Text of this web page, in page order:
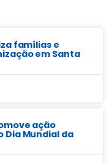
famílias e
em Santa
ação
Dia Mundial da